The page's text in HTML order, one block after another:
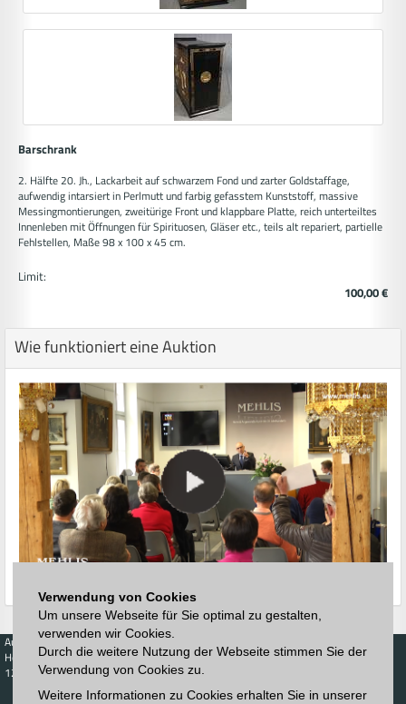
Verwendung von Cookies
Um unsere Webseite für Sie optimal zu gestalten,
verwenden wir Cookies.
Durch die weitere Nutzung der Webseite stimmen Sie der
Verwendung von Cookies zu.
Weitere Informationen zu Cookies erhalten Sie in unserer
Barschrank
2. Hälfte 20. Jh., Lackarbeit auf schwarzem Fond und zarter Goldstaffage,
aufwendig intarsiert in Perlmutt und farbig gefasstem Kunststoff, massive
Messingmontierungen, zweitürige Front und klappbare Platte, reich unterteiltes
Innenleben mit Öffnungen für Spirituosen, Gläser etc., teils alt repariert, partielle
Fehlstellen, Maße 98 x 100 x 45 cm.
Limit:
100,00 €
Wie funktioniert eine Auktion
Auktionen
Höchstzuschläge
123. Auktion
Zeitplan
Kaufen
Kalender
Höchstzuschläge
Auktionshaus
Anmelden